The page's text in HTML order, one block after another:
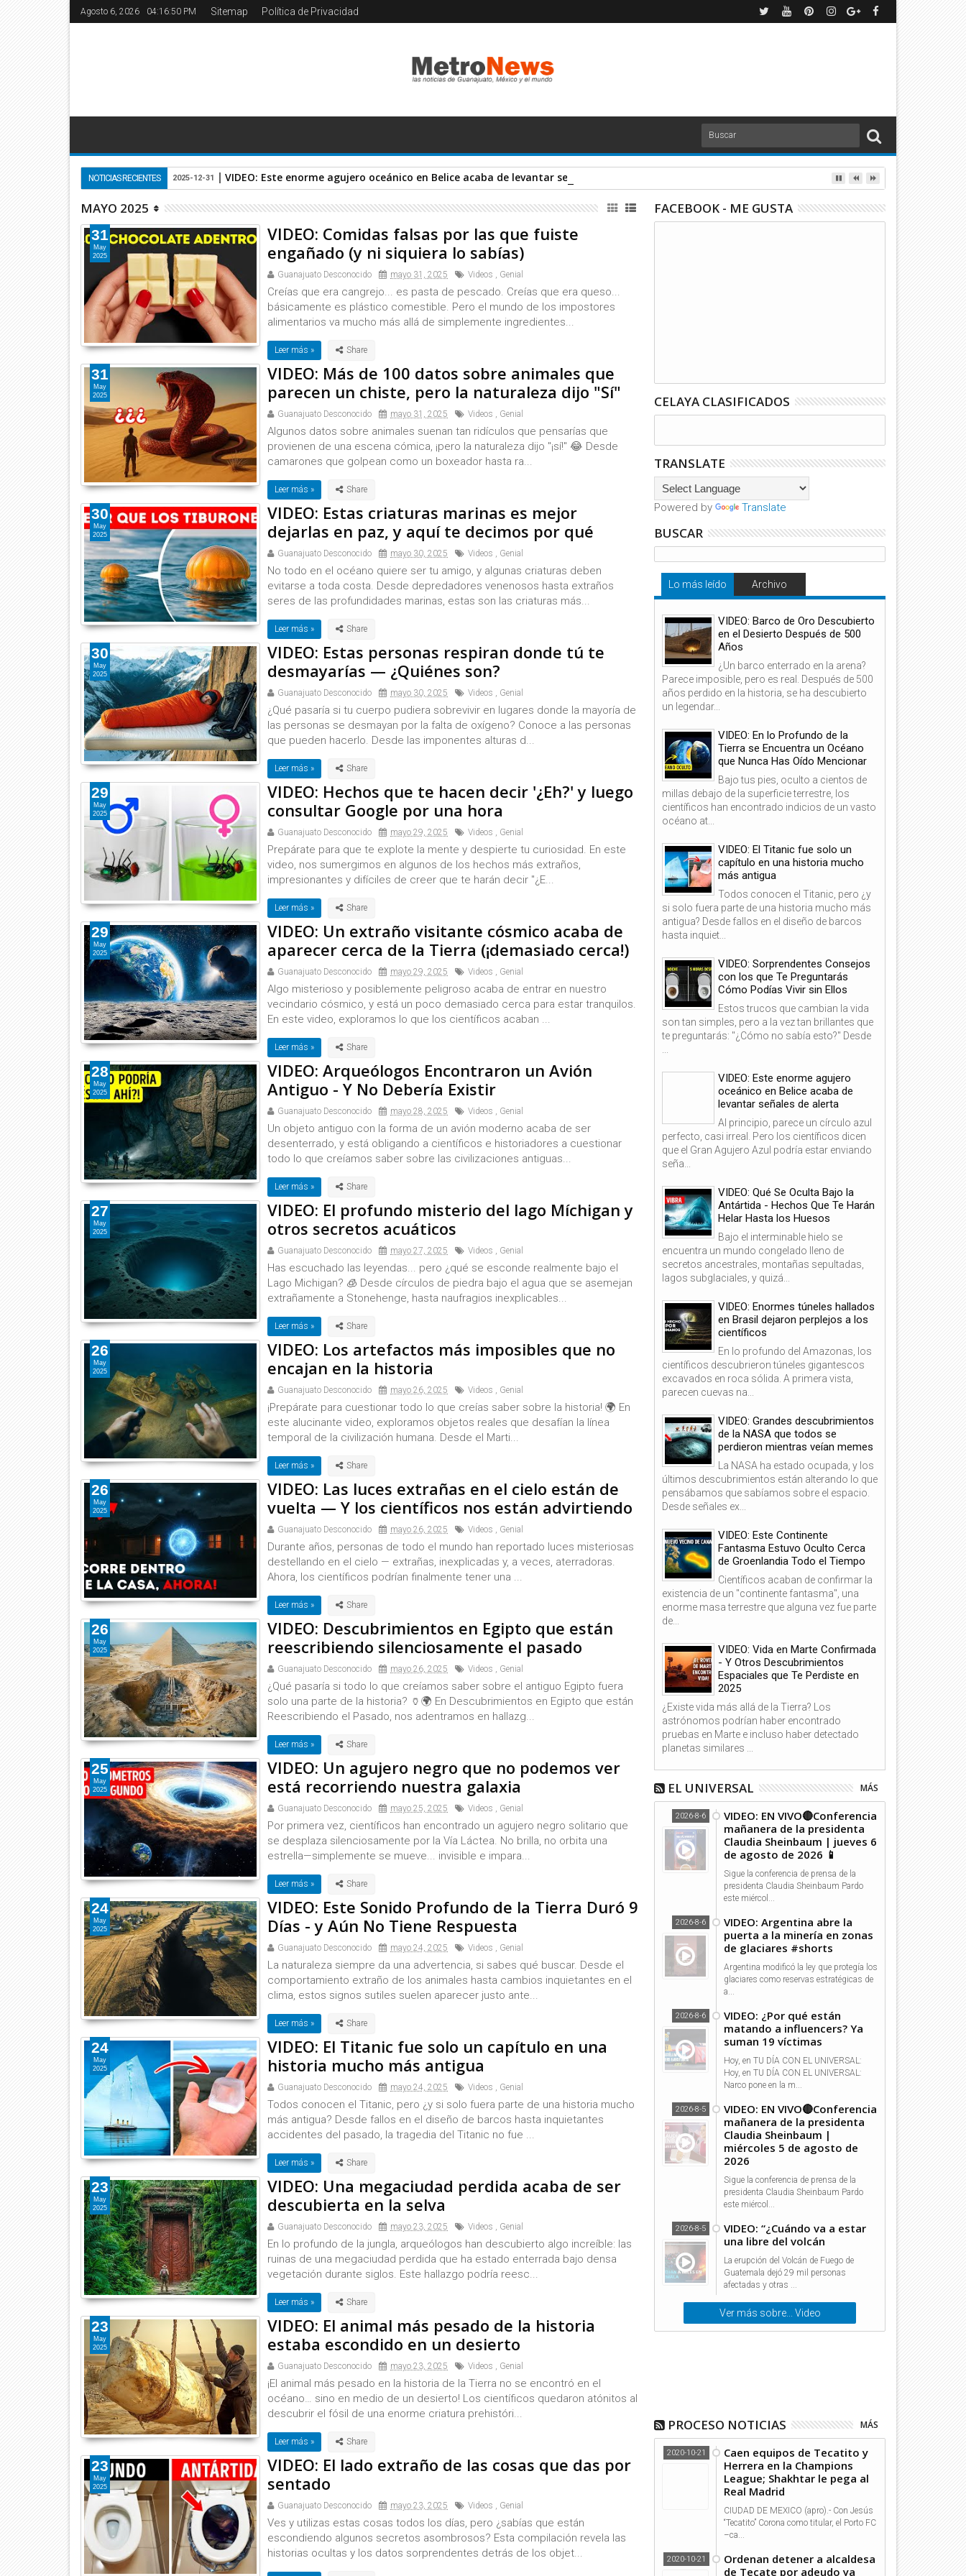
Agosto 6, 2026 04:16:52 PM Sitemap Política de Privacidad
NOTICIAS RECIENTES VIDEO: Este enorme agujero oceánico en Belice acaba de levantar señales de alerta
2025-12-31
MAYO 2025
VIDEO: Comidas falsas por las que fuiste
engañado (y ni siquiera lo sabías)
Guanajuato Desconocido mayo 31, 2025 Videos , Genial
Creías que era cangrejo... es pasta de pescado. Creías que era queso...
básicamente es plástico comestible. Pero el mundo de los impostores
alimentarios va mucho más allá de simplemente ingredientes...
Leer más »
31
May
2025
VIDEO: Más de 100 datos sobre animales que
parecen un chiste, pero la naturaleza dijo "Sí"
Guanajuato Desconocido mayo 31, 2025 Videos , Genial
Algunos datos sobre animales suenan tan ridículos que pensarías que
provienen de una escena cómica, ¡pero la naturaleza dijo "¡sí!" 😂 Desde
camarones que golpean como un boxeador hasta ra...
Leer más »
31
May
2025
VIDEO: Estas criaturas marinas es mejor
dejarlas en paz, y aquí te decimos por qué
Guanajuato Desconocido mayo 30, 2025 Videos , Genial
No todo en el océano quiere ser tu amigo, y algunas criaturas deben
evitarse a toda costa. Desde depredadores venenosos hasta extraños
seres de las profundidades marinas, estas son las criaturas más...
Leer más »
30
May
2025
VIDEO: Estas personas respiran donde tú te
desmayarías — ¿Quiénes son?
Guanajuato Desconocido mayo 30, 2025 Videos , Genial
¿Qué pasaría si tu cuerpo pudiera sobrevivir en lugares donde la mayoría de
las personas se desmayan por la falta de oxígeno? Conoce a las personas
que pueden hacerlo. Desde las imponentes alturas d...
Leer más »
30
May
2025
VIDEO: Hechos que te hacen decir '¿Eh?' y luego
consultar Google por una hora
Guanajuato Desconocido mayo 29, 2025 Videos , Genial
Prepárate para que te explote la mente y despierte tu curiosidad. En este
video, nos sumergimos en algunos de los hechos más extraños,
impresionantes y difíciles de creer que te harán decir "¿E...
Leer más »
29
May
2025
VIDEO: Un extraño visitante cósmico acaba de
aparecer cerca de la Tierra (¡demasiado cerca!)
Guanajuato Desconocido mayo 29, 2025 Videos , Genial
Algo misterioso y posiblemente peligroso acaba de entrar en nuestro
vecindario cósmico, y está un poco demasiado cerca para estar tranquilos.
En este video, exploramos lo que los científicos acaban ...
Leer más »
29
May
2025
VIDEO: Arqueólogos Encontraron un Avión
Antiguo - Y No Debería Existir
Guanajuato Desconocido mayo 28, 2025 Videos , Genial
Un objeto antiguo con la forma de un avión moderno acaba de ser
desenterrado, y está obligando a científicos e historiadores a cuestionar
todo lo que creíamos saber sobre las civilizaciones antiguas...
Leer más »
28
May
2025
VIDEO: El profundo misterio del lago Míchigan y
otros secretos acuáticos
Guanajuato Desconocido mayo 27, 2025 Videos , Genial
Has escuchado las leyendas... pero ¿qué se esconde realmente bajo el
Lago Michigan? 🧊 Desde círculos de piedra bajo el agua que se asemejan
extrañamente a Stonehenge, hasta naufragios inexplicables...
Leer más »
27
May
2025
VIDEO: Los artefactos más imposibles que no
encajan en la historia
Guanajuato Desconocido mayo 26, 2025 Videos , Genial
¡Prepárate para cuestionar todo lo que creías saber sobre la historia! 🌍 En
este alucinante video, exploramos objetos reales que desafían la línea
temporal de la civilización humana. Desde el Marti...
Leer más »
26
May
2025
VIDEO: Las luces extrañas en el cielo están de
vuelta — Y los científicos nos están advirtiendo
Guanajuato Desconocido mayo 26, 2025 Videos , Genial
Durante años, personas de todo el mundo han reportado luces misteriosas
destellando en el cielo — extrañas, inexplicadas y, a veces, aterradoras.
Ahora, los científicos podrían finalmente tener una ...
Leer más »
26
May
2025
VIDEO: Descubrimientos en Egipto que están
reescribiendo silenciosamente el pasado
Guanajuato Desconocido mayo 26, 2025 Videos , Genial
¿Qué pasaría si todo lo que creíamos saber sobre el antiguo Egipto fuera
solo una parte de la historia? 🏺🌍 En Descubrimientos en Egipto que están
Reescribiendo el Pasado, nos adentramos en hallazg...
Leer más »
26
May
2025
VIDEO: Un agujero negro que no podemos ver
está recorriendo nuestra galaxia
Guanajuato Desconocido mayo 25, 2025 Videos , Genial
Por primera vez, científicos han encontrado un agujero negro solitario que
se desplaza silenciosamente por la Vía Láctea. No brilla, no orbita una
estrella—simplemente se mueve... invisible e impara...
Leer más »
25
May
2025
VIDEO: Este Sonido Profundo de la Tierra Duró 9
Días - y Aún No Tiene Respuesta
Guanajuato Desconocido mayo 24, 2025 Videos , Genial
La naturaleza siempre da una advertencia, si sabes qué buscar. Desde el
comportamiento extraño de los animales hasta cambios inquietantes en el
clima, estos signos sutiles suelen aparecer justo ante...
Leer más »
24
May
2025
VIDEO: El Titanic fue solo un capítulo en una
historia mucho más antigua
Guanajuato Desconocido mayo 24, 2025 Videos , Genial
Todos conocen el Titanic, pero ¿y si solo fuera parte de una historia mucho
más antigua? Desde fallos en el diseño de barcos hasta inquietantes
accidentes del pasado, la tragedia del Titanic no fue ...
Leer más »
24
May
2025
VIDEO: Una megaciudad perdida acaba de ser
descubierta en la selva
Guanajuato Desconocido mayo 23, 2025 Videos , Genial
En lo profundo de la jungla, arqueólogos han descubierto algo increíble: las
ruinas de una megaciudad perdida que ha estado enterrada bajo densa
vegetación durante siglos. Este hallazgo podría reesc...
Leer más »
23
May
2025
VIDEO: El animal más pesado de la historia
estaba escondido en un desierto
Guanajuato Desconocido mayo 23, 2025 Videos , Genial
¡El animal más pesado en la historia de la Tierra no se encontró en el
océano… sino en medio de un desierto! Los científicos quedaron atónitos al
descubrir el fósil de una enorme criatura prehistóri...
Leer más »
23
May
2025
VIDEO: El lado extraño de las cosas que das por
sentado
Guanajuato Desconocido mayo 23, 2025 Videos , Genial
Ves y utilizas estas cosas todos los días, pero ¿sabías que están
escondiendo algunos secretos asombrosos? Esta compilación revela las
historias ocultas y los datos sorprendentes detrás de los objet...
23
May
2025
FACEBOOK - ME GUSTA
CELAYA CLASIFICADOS
TRANSLATE
Powered by Translate
BUSCAR
Lo más leído Archivo
VIDEO: Barco de Oro Descubierto
en el Desierto Después de 500
Años
¿Un barco enterrado en la arena?
Parece imposible, pero es real. Después de 500
años perdido en la historia, se ha descubierto
un legendar...
VIDEO: En lo Profundo de la
Tierra se Encuentra un Océano
que Nunca Has Oído Mencionar
Bajo tus pies, oculto a cientos de
millas debajo de la superficie terrestre, los
científicos han encontrado indicios de un vasto
océano at...
VIDEO: El Titanic fue solo un
capítulo en una historia mucho
más antigua
Todos conocen el Titanic, pero ¿y
si solo fuera parte de una historia mucho más
antigua? Desde fallos en el diseño de barcos
hasta inquiet...
VIDEO: Sorprendentes Consejos
con los que Te Preguntarás
Cómo Podías Vivir sin Ellos
Estos trucos que cambian la vida
son tan simples, pero a la vez tan brillantes que
te preguntarás: "¿Cómo no sabía esto?" Desde
VIDEO: Este enorme agujero
oceánico en Belice acaba de
levantar señales de alerta
Al principio, parece un círculo azul
perfecto, casi irreal. Pero los científicos dicen
que el Gran Agujero Azul podría estar enviando
seña...
VIDEO: Qué Se Oculta Bajo la
Antártida - Hechos Que Te Harán
Helar Hasta los Huesos
Bajo el interminable hielo se
encuentra un mundo congelado lleno de
secretos ancestrales, montañas sepultadas,
lagos subglaciales, y quizá...
VIDEO: Enormes túneles hallados
en Brasil dejaron perplejos a los
científicos
En lo profundo del Amazonas, los
científicos descubrieron túneles gigantescos
excavados en roca sólida. A primera vista,
parecen cuevas na...
VIDEO: Grandes descubrimientos
de la NASA que todos se
perdieron mientras veían memes
La NASA ha estado ocupada, y los
últimos descubrimientos están alterando lo que
pensábamos que sabíamos sobre el espacio.
Desde señales ex...
VIDEO: Este Continente
Fantasma Estuvo Oculto Cerca
de Groenlandia Todo el Tiempo
Científicos acaban de confirmar la
existencia de un "continente fantasma", una
enorme masa terrestre que alguna vez fue parte
de...
VIDEO: Vida en Marte Confirmada
- Y Otros Descubrimientos
Espaciales que Te Perdiste en
2025
¿Existe vida más allá de la Tierra? Los
astrónomos podrían haber encontrado
pruebas en Marte e incluso haber detectado
planetas similares ...
EL UNIVERSAL MÁS
VIDEO: EN VIVO🔴Conferencia
mañanera de la presidenta
Claudia Sheinbaum | jueves 6
de agosto de 2026 📱
2026-8-6
Sigue la conferencia de prensa de la
presidenta Claudia Sheinbaum Pardo
este miércol...
VIDEO: Argentina abre la
puerta a la minería en zonas
de glaciares #shorts
2026-8-6
Argentina modificó la ley que protegía los
glaciares como reservas estratégicas de
a...
VIDEO: ¿Por qué están
matando a influencers? Ya
suman 19 víctimas
2026-8-6
Hoy, en TU DÍA CON EL UNIVERSAL:
Hoy, en TU DÍA CON EL UNIVERSAL:
Narco pone en la m...
VIDEO: EN VIVO🔴Conferencia
mañanera de la presidenta
Claudia Sheinbaum |
miércoles 5 de agosto de
2026
2026-8-5
Sigue la conferencia de prensa de la
presidenta Claudia Sheinbaum Pardo
este miércol...
VIDEO: “¿Cuándo va a estar
una libre del volcán
2026-8-5
La erupción del Volcán de Fuego de
Guatemala dejó 29 mil personas
afectadas y otras ...
Ver más sobre... Video
PROCESO NOTICIAS MÁS
Caen equipos de Tecatito y
Herrera en la Champions
League; Shakhtar le pega al
Real Madrid
2020-10-21
CIUDAD DE MEXICO (apro).- Con Jesús
“Tecatito” Corona como titular, el Porto FC
–ca...
Ordenan detener a alcaldesa
de Tecate por adeudo ya
2020-10-21